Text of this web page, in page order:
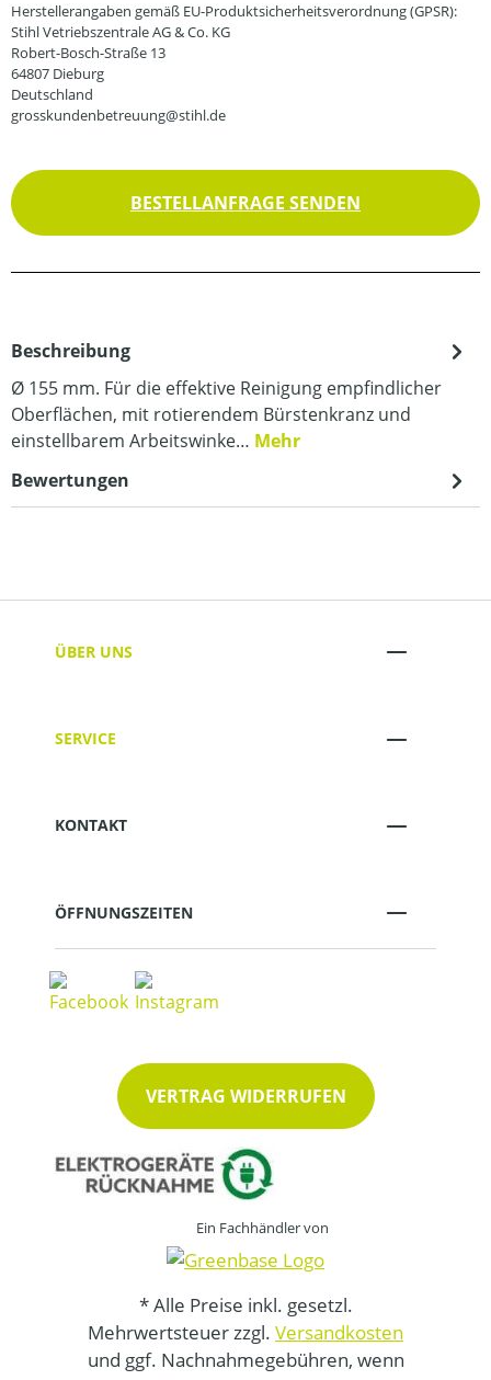
Herstellerangaben gemäß EU-Produktsicherheitsverordnung (GPSR):
Stihl Vetriebszentrale AG & Co. KG
Robert-Bosch-Straße 13
64807 Dieburg
Deutschland
grosskundenbetreuung@stihl.de
BESTELLANFRAGE SENDEN
Beschreibung
Ø 155 mm. Für die effektive Reinigung empfindlicher
Oberflächen, mit rotierendem Bürstenkranz und
einstellbarem Arbeitswinke… Mehr
Bewertungen
ÜBER UNS
SERVICE
KONTAKT
ÖFFNUNGSZEITEN
VERTRAG WIDERRUFEN
Ein Fachhändler von
* Alle Preise inkl. gesetzl.
Mehrwertsteuer zzgl. Versandkosten
und ggf. Nachnahmegebühren, wenn